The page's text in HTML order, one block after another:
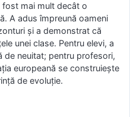
fost mai mult decât o
A adus împreună oameni
și a demonstrat că
unei clase. Pentru elevi, a
de neuitat; pentru profesori,
europeană se construiește
de evoluție.